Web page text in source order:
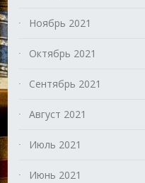
Ноябрь 2021
Октябрь 2021
Сентябрь 2021
Август 2021
Июль 2021
Июнь 2021